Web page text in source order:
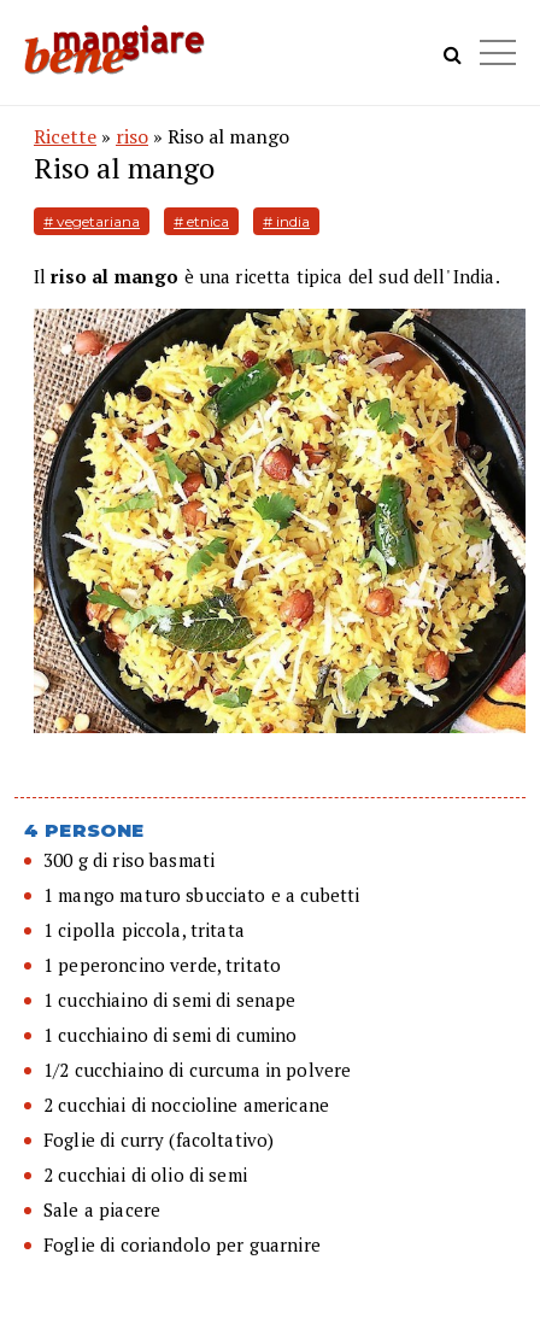
Ricette » riso » Riso al mango
Riso al mango
# vegetariana # etnica # india
Ilriso al mango è una ricetta tipica del sud dell' India.
4 PERSONE
300 g di riso basmati
1 mango maturo sbucciato e a cubetti
1 cipolla piccola, tritata
1 peperoncino verde, tritato
1 cucchiaino di semi di senape
1 cucchiaino di semi di cumino
1/2 cucchiaino di curcuma in polvere
2 cucchiai di noccioline americane
Foglie di curry (facoltativo)
2 cucchiai di olio di semi
Sale a piacere
Foglie di coriandolo per guarnire